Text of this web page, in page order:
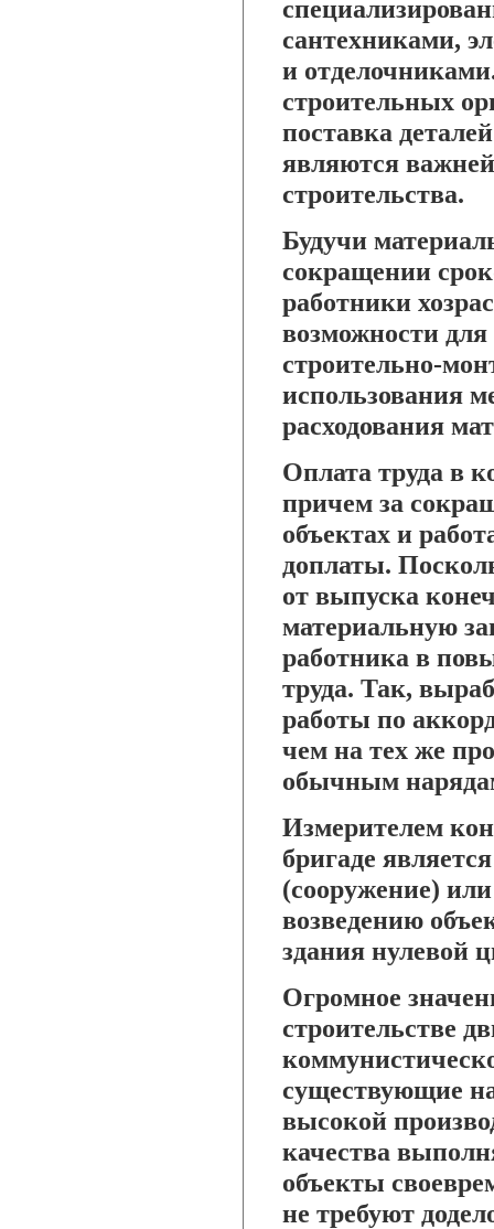
сантехниками,
и
строительных
поставка
являются
строительства.
Будучи
сокращении
работники
возможности
строительно-
использования
расходования
Оплата труда в
причем за
объектах и
доплаты.
от выпуска
материальную
работника в
труда. Так,
работы по
чем на тех же
обычным
Измерителем
бригаде
(сооружение)
возведению
здания нулевой
Огромное
строительстве
существующие
высокой
качества
объекты
не требуют